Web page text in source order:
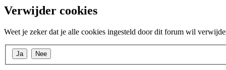
Verwijder cookies
Weet je zeker dat je alle cookies ingesteld door dit forum wil